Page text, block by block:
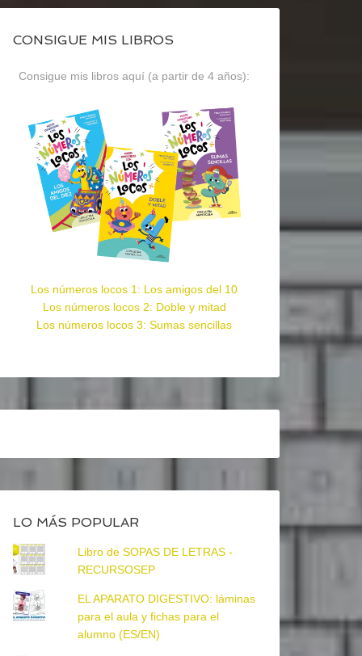
CONSIGUE MIS LIBROS
Consigue mis libros aquí (a partir de 4 años):
Los números locos 1: Los amigos del 10
Los números locos 2: Doble y mitad
Los números locos 3: Sumas sencillas
LO MÁS POPULAR
Libro de SOPAS DE LETRAS -
RECURSOSEP
EL APARATO DIGESTIVO: láminas
para el aula y fichas para el
alumno (ES/EN)